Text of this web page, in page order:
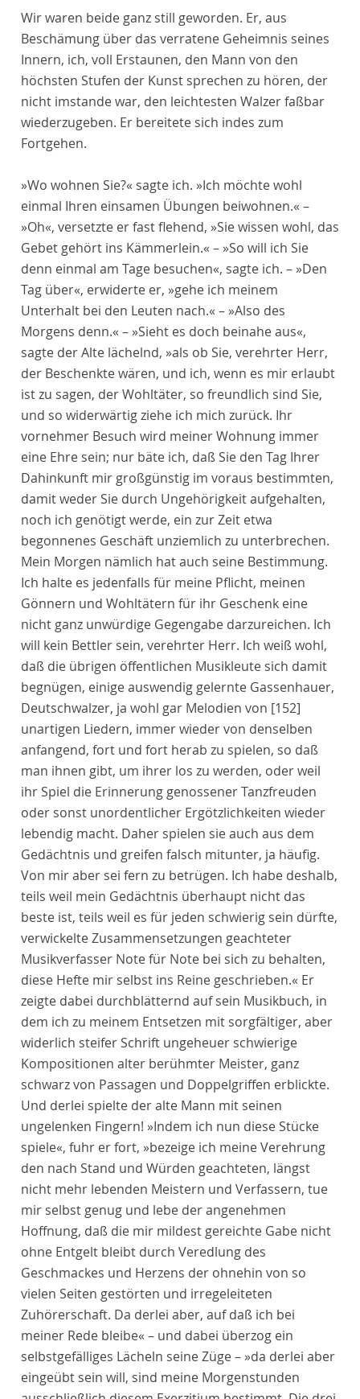
Wir waren beide ganz still geworden. Er, aus
Beschämung über das verratene Geheimnis seines
Innern, ich, voll Erstaunen, den Mann von den
höchsten Stufen der Kunst sprechen zu hören, der
nicht imstande war, den leichtesten Walzer faßbar
wiederzugeben. Er bereitete sich indes zum
Fortgehen.
»Wo wohnen Sie?« sagte ich. »Ich möchte wohl
einmal Ihren einsamen Übungen beiwohnen.« –
»Oh«, versetzte er fast flehend, »Sie wissen wohl, das
Gebet gehört ins Kämmerlein.« – »So will ich Sie
denn einmal am Tage besuchen«, sagte ich. – »Den
Tag über«, erwiderte er, »gehe ich meinem
Unterhalt bei den Leuten nach.« – »Also des
Morgens denn.« – »Sieht es doch beinahe aus«,
sagte der Alte lächelnd, »als ob Sie, verehrter Herr,
der Beschenkte wären, und ich, wenn es mir erlaubt
ist zu sagen, der Wohltäter, so freundlich sind Sie,
und so widerwärtig ziehe ich mich zurück. Ihr
vornehmer Besuch wird meiner Wohnung immer
eine Ehre sein; nur bäte ich, daß Sie den Tag Ihrer
Dahinkunft mir großgünstig im voraus bestimmten,
damit weder Sie durch Ungehörigkeit aufgehalten,
noch ich genötigt werde, ein zur Zeit etwa
begonnenes Geschäft unziemlich zu unterbrechen.
Mein Morgen nämlich hat auch seine Bestimmung.
Ich halte es jedenfalls für meine Pflicht, meinen
Gönnern und Wohltätern für ihr Geschenk eine
nicht ganz unwürdige Gegengabe darzureichen. Ich
will kein Bettler sein, verehrter Herr. Ich weiß wohl,
daß die übrigen öffentlichen Musikleute sich damit
begnügen, einige auswendig gelernte Gassenhauer,
Deutschwalzer, ja wohl gar Melodien von [152]
unartigen Liedern, immer wieder von denselben
anfangend, fort und fort herab zu spielen, so daß
man ihnen gibt, um ihrer los zu werden, oder weil
ihr Spiel die Erinnerung genossener Tanzfreuden
oder sonst unordentlicher Ergötzlichkeiten wieder
lebendig macht. Daher spielen sie auch aus dem
Gedächtnis und greifen falsch mitunter, ja häufig.
Von mir aber sei fern zu betrügen. Ich habe deshalb,
teils weil mein Gedächtnis überhaupt nicht das
beste ist, teils weil es für jeden schwierig sein dürfte,
verwickelte Zusammensetzungen geachteter
Musikverfasser Note für Note bei sich zu behalten,
diese Hefte mir selbst ins Reine geschrieben.« Er
zeigte dabei durchblätternd auf sein Musikbuch, in
dem ich zu meinem Entsetzen mit sorgfältiger, aber
widerlich steifer Schrift ungeheuer schwierige
Kompositionen alter berühmter Meister, ganz
schwarz von Passagen und Doppelgriffen erblickte.
Und derlei spielte der alte Mann mit seinen
ungelenken Fingern! »Indem ich nun diese Stücke
spiele«, fuhr er fort, »bezeige ich meine Verehrung
den nach Stand und Würden geachteten, längst
nicht mehr lebenden Meistern und Verfassern, tue
mir selbst genug und lebe der angenehmen
Hoffnung, daß die mir mildest gereichte Gabe nicht
ohne Entgelt bleibt durch Veredlung des
Geschmackes und Herzens der ohnehin von so
vielen Seiten gestörten und irregeleiteten
Zuhörerschaft. Da derlei aber, auf daß ich bei
meiner Rede bleibe« – und dabei überzog ein
selbstgefälliges Lächeln seine Züge – »da derlei aber
eingeübt sein will, sind meine Morgenstunden